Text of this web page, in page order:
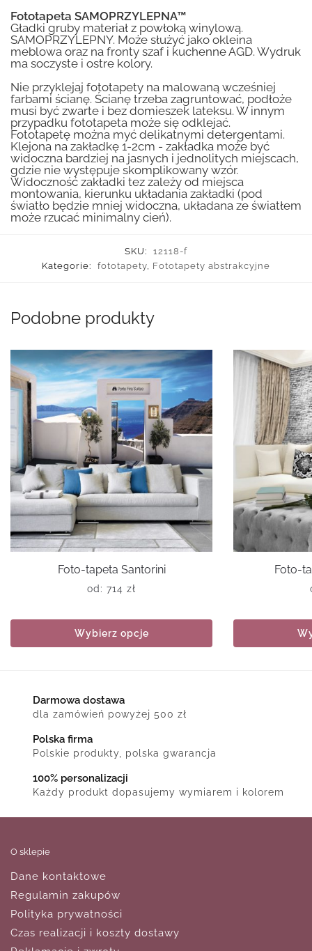
Fototapeta SAMOPRZYLEPNA™
Gładki gruby materiał z powłoką winylową.
SAMOPRZYLEPNY. Może służyć jako okleina
meblowa oraz na fronty szaf i kuchenne AGD. Wydruk
ma soczyste i ostre kolory.
Nie przyklejaj fototapety na malowaną wcześniej
farbami ścianę. Ścianę trzeba zagruntować, podłoże
musi być zwarte i bez domieszek lateksu. W innym
przypadku fototapeta może się odklejać.
Fototapetę można myć delikatnymi detergentami.
Klejona na zakładkę 1-2cm - zakładka może być
widoczna bardziej na jasnych i jednolitych miejscach,
gdzie nie występuje skomplikowany wzór.
Widoczność zakładki tez zależy od miejsca
montowania, kierunku układania zakładki (pod
światło będzie mniej widoczna, układana ze światłem
może rzucać minimalny cień).
SKU:
12118-f
Kategorie:
fototapety Fototapety abstrakcyjne
Podobne produkty
Foto-tapeta Santorini
od: 714 zł
Wybierz opcje
Foto-
Darmowa dostawa
dla zamówień powyżej 500 zł
Polska firma
Polskie produkty, polska gwarancja
100% personalizacji
Każdy produkt dopasujemy wymiarem i kolorem
O sklepie
Dane kontaktowe
Regulamin zakupów
Polityka prywatności
Czas realizacji i koszty dostawy